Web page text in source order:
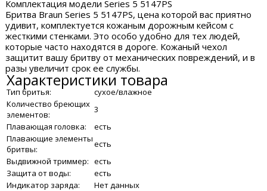
Комплектация модели Series 5 5147PS
Бритва Braun Series 5 5147PS, цена которой вас приятно
удивит, комплектуется кожаным дорожным кейсом с
жесткими стенками. Это особо удобно для тех людей,
которые часто находятся в дороге. Кожаный чехол
защитит вашу бритву от механических повреждений, и в
разы увеличит срок ее службы.
Характеристики товара
Тип бритья:
сухое/влажное
Количество бреющих
элементов:
3
Плавающая головка:
есть
Плавающие элементы
бритвы:
есть
Выдвижной триммер: есть
Защита от воды:
есть
Индикатор заряда:
Нет данных